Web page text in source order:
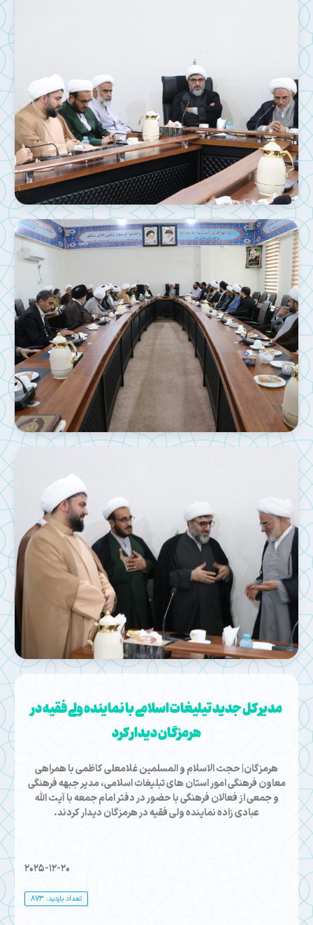
مدیر کل جدید تیلیغات اسلامی با نماینده ولی فقیه در
هرمزگان دیدار کرد
هرمزگان| حجت الاسلام و المسلمین غلامعلی کاظمی با همراهی
معاون فرهنگی امور استان های تبلیغات اسلامی، مدیر جبهه فرهنگی
و جمعی از فعالان فرهنگی با حضور در دفتر امام جمعه با آیت الله
عبادی زاده نماینده ولی فقیه در هرمزگان دیدار کردند.
2025-12-20
تعداد بازدید: 873